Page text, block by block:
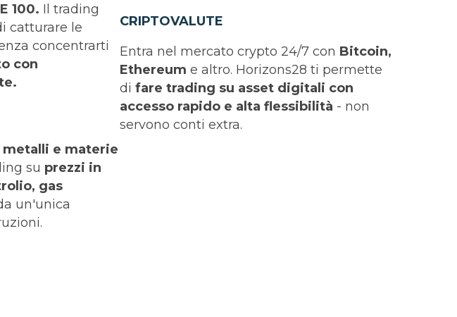
100. Il trading
catturare le
concentrarti
con
metalli e materie
su prezzi in
gas
un'unica
CRIPTOVALUTE
Entra nel mercato crypto 24/7 con Bitcoin,
Ethereum e altro. Horizons28 ti permette
difare trading su asset digitali con
accesso rapido e alta flessibilità - non
servono conti extra.